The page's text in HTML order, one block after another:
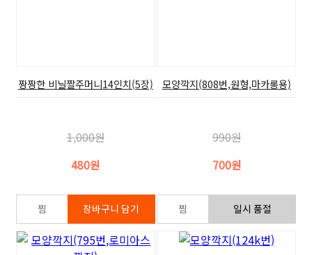
짱짱한 비닐짤주머니14인치(5장)
1,000원
480원
모양깍지(808번,원형,마카롱용)
990원
700원